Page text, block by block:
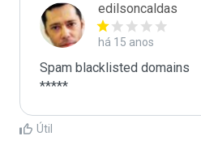
edilsoncaldas
há 15 anos
Spam blacklisted domains
*****
Útil